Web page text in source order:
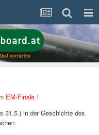
EM-Finale !
31.5.) in der Geschichte des